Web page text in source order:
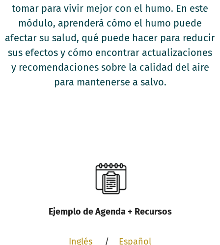
tomar para vivir mejor con el humo. En este
módulo, aprenderá cómo el humo puede
afectar su salud, qué puede hacer para reducir
sus efectos y cómo encontrar actualizaciones
y recomendaciones sobre la calidad del aire
para mantenerse a salvo.
Ejemplo de Agenda + Recursos
Inglés / Español